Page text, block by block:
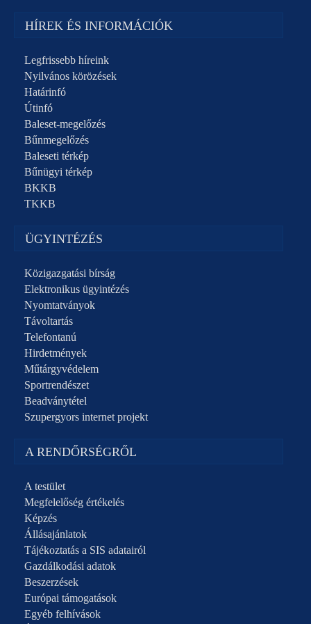
HÍREK ÉS INFORMÁCIÓK
Legfrissebb híreink
Nyilvános körözések
Határinfó
Útinfó
Baleset-megelőzés
Bűnmegelőzés
Baleseti térkép
Bűnügyi térkép
BKKB
TKKB
ÜGYINTÉZÉS
Közigazgatási bírság
Elektronikus ügyintézés
Nyomtatványok
Távoltartás
Telefontanú
Hirdetmények
Műtárgyvédelem
Sportrendészet
Beadványtétel
Szupergyors internet projekt
A RENDŐRSÉGRŐL
A testület
Megfelelőség értékelés
Képzés
Állásajánlatok
Tájékoztatás a SIS adatairól
Gazdálkodási adatok
Beszerzések
Európai támogatások
Egyéb felhívások